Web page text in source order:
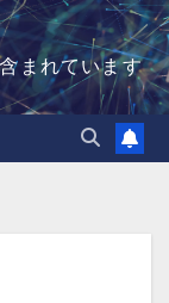
まれています